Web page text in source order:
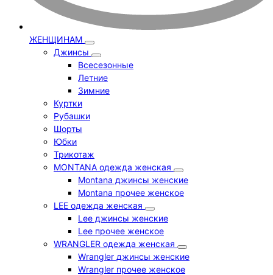
ЖЕНЩИНАМ
Джинсы
Всесезонные
Летние
Зимние
Куртки
Рубашки
Шорты
Юбки
Трикотаж
MONTANA одежда женская
Montana джинсы женские
Montana прочее женское
LEE одежда женская
Lee джинсы женские
Lee прочее женское
WRANGLER одежда женская
Wrangler джинсы женские
Wrangler прочее женское